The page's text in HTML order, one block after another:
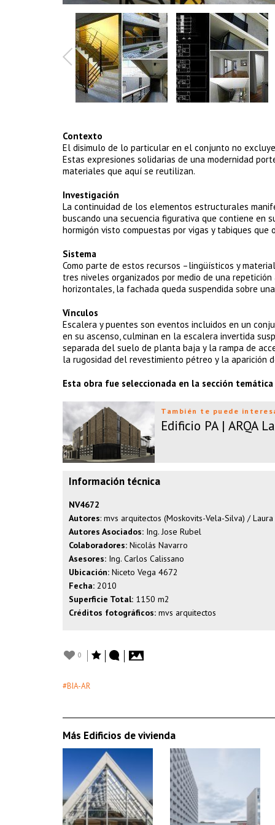
Contexto
El disimulo de lo particular en el conjunto no
Estas expresiones solidarias de una modernidad
materiales que aquí se reutilizan.
Investigación
La continuidad de los elementos estructurales
buscando una secuencia figurativa que contiene en
hormigón visto compuestas por vigas y tabiques
Sistema
Como parte de estos recursos –lingüísticos y
tres niveles organizados por medio de una
horizontales, la fachada queda suspendida sobre
Vínculos
Escalera y puentes son eventos incluidos en un
en su ascenso, culminan en la escalera invertida
separada del suelo de planta baja y la rampa de
la rugosidad del revestimiento pétreo y la
Esta obra fue seleccionada en la sección
También te puede
Edificio PA | ARQA
Información técnica
NV4672
Autores: mvs arquitectos (Moskovits-Vela-Silva) /
Autores Asociados: Ing. Jose Rubel
Colaboradores: Nicolás Navarro
Asesores: Ing. Carlos Calissano
Ubicación: Niceto Vega 4672
Fecha: 2010
Superficie Total: 1150 m2
Créditos fotográficos: mvs arquitectos
0
#BIA-AR
Más Edificios de vivienda